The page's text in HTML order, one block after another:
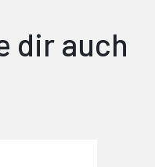
dir auch